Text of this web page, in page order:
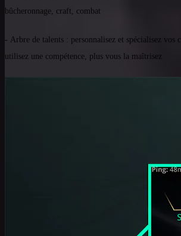
bûcheronnage, craft, combat
- Arbre de talents : personnalisez et spécialisez vos
utilisez une compétence, plus vous la maîtrisez